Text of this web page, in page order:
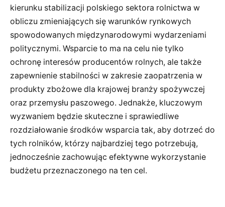
kierunku stabilizacji polskiego sektora rolnictwa w
obliczu zmieniających się warunków rynkowych
spowodowanych międzynarodowymi wydarzeniami
politycznymi. Wsparcie to ma na celu nie tylko
ochronę interesów producentów rolnych, ale także
zapewnienie stabilności w zakresie zaopatrzenia w
produkty zbożowe dla krajowej branży spożywczej
oraz przemysłu paszowego. Jednakże, kluczowym
wyzwaniem będzie skuteczne i sprawiedliwe
rozdziałowanie środków wsparcia tak, aby dotrzeć do
tych rolników, którzy najbardziej tego potrzebują,
jednocześnie zachowując efektywne wykorzystanie
budżetu przeznaczonego na ten cel.